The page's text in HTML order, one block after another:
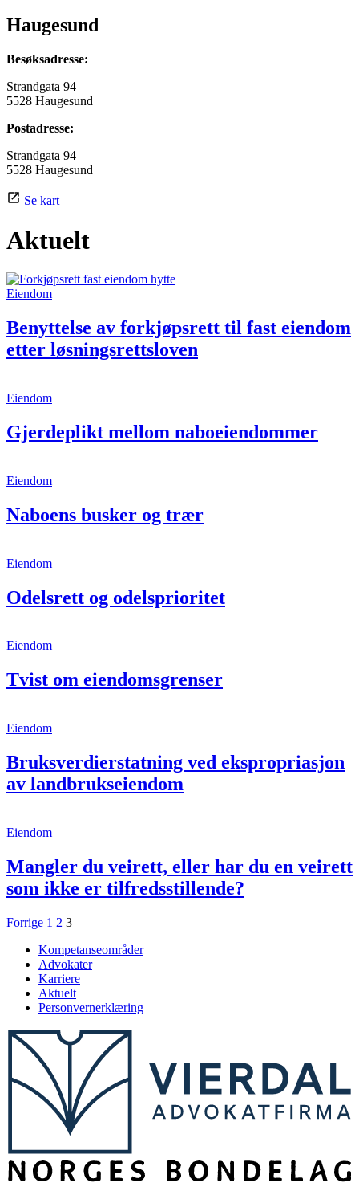
Haugesund
Besøksadresse:
Strandgata 94
5528 Haugesund
Postadresse:
Strandgata 94
5528 Haugesund
Se kart
Aktuelt
Eiendom
Benyttelse av forkjøpsrett til fast eiendom
etter løsningsrettsloven
Eiendom
Gjerdeplikt mellom naboeiendommer
Eiendom
Naboens busker og trær
Eiendom
Odelsrett og odelsprioritet
Eiendom
Tvist om eiendomsgrenser
Eiendom
Bruksverdierstatning ved ekspropriasjon
av landbrukseiendom
Eiendom
Mangler du veirett, eller har du en veirett
som ikke er tilfredsstillende?
Sidepaginering
Forrige 1 2 3
Kompetanseområder
Advokater
Karriere
Aktuelt
Personvernerklæring